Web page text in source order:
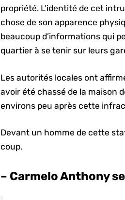
propriété. L’identité de cet
chose de son apparence
beaucoup d’informations qui
quartier à se tenir sur leurs
Les autorités locales ont
avoir été chassé de la maison
environs peu après cette
Devant un homme de cette
coup.
– Carmelo Anthony